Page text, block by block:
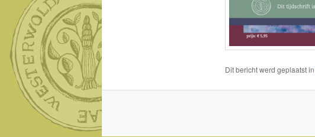
Dit bericht werd geplaatst in